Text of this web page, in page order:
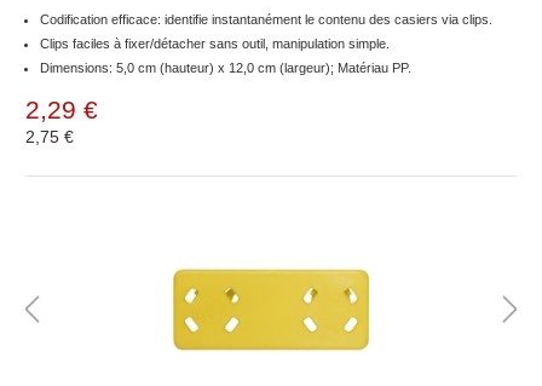
Codification efficace: identifie instantanément le contenu des casiers via clips.
Clips faciles à fixer/détacher sans outil, manipulation simple.
Dimensions: 5,0 cm (hauteur) x 12,0 cm (largeur); Matériau PP.
2,29 €
2,75 €